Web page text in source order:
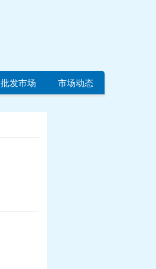
批发市场 市场动态